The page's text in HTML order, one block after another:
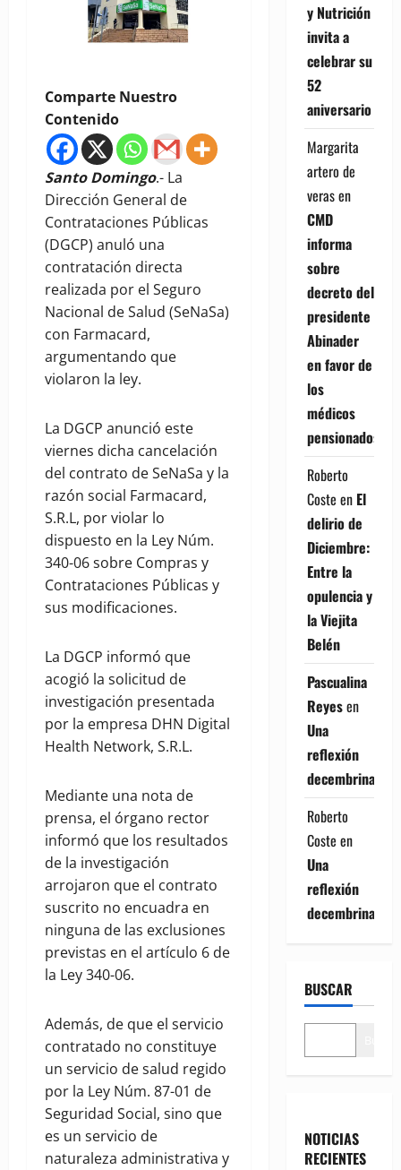
Comparte Nuestro
Contenido
Santo Domingo.- La
Dirección General de
Contrataciones Públicas
(DGCP) anuló una
contratación directa
realizada por el Seguro
Nacional de Salud (SeNaSa)
con Farmacard,
argumentando que
violaron la ley.
La DGCP anunció este
viernes dicha cancelación
del contrato de SeNaSa y la
razón social Farmacard,
S.R.L, por violar lo
dispuesto en la Ley Núm.
340-06 sobre Compras y
Contrataciones Públicas y
sus modificaciones.
La DGCP informó que
acogió la solicitud de
investigación presentada
por la empresa DHN Digital
Health Network, S.R.L.
Mediante una nota de
prensa, el órgano rector
informó que los resultados
de la investigación
arrojaron que el contrato
suscrito no encuadra en
ninguna de las exclusiones
previstas en el artículo 6 de
la Ley 340-06.
Además, de que el servicio
contratado no constituye
un servicio de salud regido
por la Ley Núm. 87-01 de
Seguridad Social, sino que
es un servicio de
naturaleza administrativa y
y Nutrición
invita a
celebrar su
52
aniversario
Margarita
artero de
verasen
CMD
informa
sobre
decreto del
presidente
Abinader
en favor de
los
médicos
pensionados
Roberto
Coste en El
delirio de
Diciembre:
Entre la
opulencia y
la Viejita
Belén
Pascualina
Reyesen
Una
reflexión
decembrina
Roberto
Coste en
Una
reflexión
decembrina
BUSCAR
NOTICIAS
RECIENTES